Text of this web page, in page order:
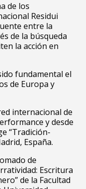
de los
Residui
entre la
de la búsqueda
la acción en
fundamental el
de Europa y
internacional de
y desde
“Tradición-
España.
de
Escritura
de la Facultad